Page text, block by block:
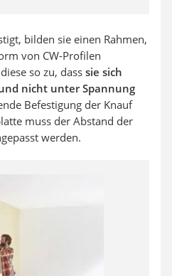
bilden sie einen Rahmen,
von CW-Profilen
so zu, dass sie sich
nicht unter Spannung
Befestigung der Knauf
muss der Abstand der
werden.